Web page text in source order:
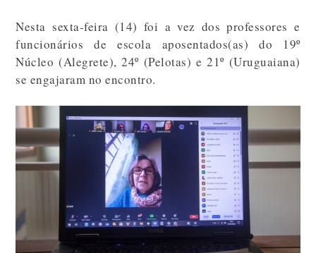
Nesta sexta-feira (14) foi a vez dos professores e
funcionários de escola aposentados(as) do 19º
Núcleo (Alegrete), 24º (Pelotas) e 21º (Uruguaiana)
se engajaram no encontro.